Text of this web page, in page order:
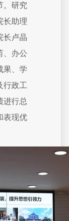
。研究
长助理
长卢晶
、办公
果、学
行政工
进行总
表现优